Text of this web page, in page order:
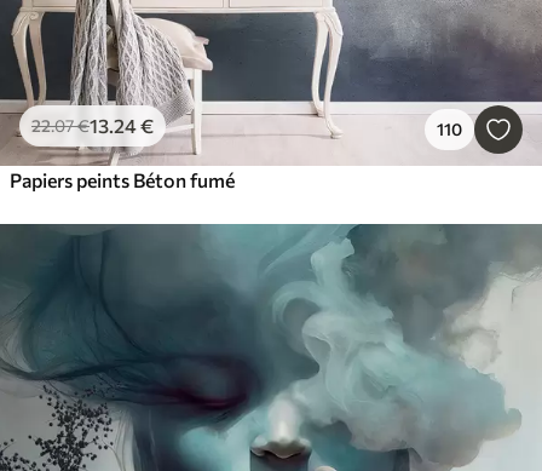
22.07€13.24€ 110
Papiers peints Béton fumé